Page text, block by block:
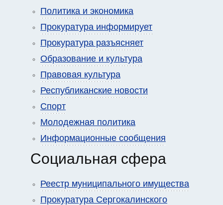
Политика и экономика
Прокуратура информирует
Прокуратура разъясняет
Образование и культура
Правовая культура
Республиканские новости
Спорт
Молодежная политика
Информационные сообщения
Социальная сфера
Реестр муниципального имущества
Прокуратура Сергокалинского